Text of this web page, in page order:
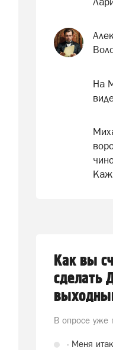
На
Как вы
сделать
В опросе уже
- Меня